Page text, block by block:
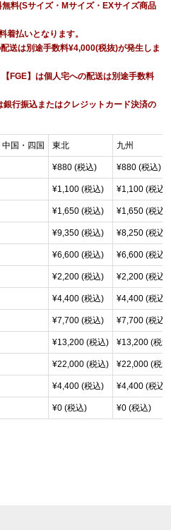
料(Sサイズ・Mサイズ・EXサイズ商品
払いとなります。
送は別途手数料¥4,000(税抜)が発生しま
FGE】は個人宅への配送は別途手数料
行振込またはクレジットカード決済の
国・四国 東北 九州
¥880 (税込) ¥880 (税込)
¥1,100 (税込) ¥1,100 (税込)
¥1,650 (税込) ¥1,650 (税込)
¥9,350 (税込) ¥8,250 (税込)
¥6,600 (税込) ¥6,600 (税込)
¥2,200 (税込) ¥2,200 (税込)
¥4,400 (税込) ¥4,400 (税込)
¥7,700 (税込) ¥7,700 (税込)
¥13,200 (税込) ¥13,200 (税
¥22,000 (税込) ¥22,000 (税
¥4,400 (税込) ¥4,400 (税込)
¥0 (税込) ¥0 (税込)